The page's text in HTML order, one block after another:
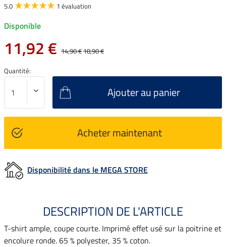
5.0 1 évaluation
Disponible
11,92 € 14,90 €18,90 €
Quantité:
Ajouter au panier
Acheter maintenant
Disponibilité dans le MEGA STORE
DESCRIPTION DE L'ARTICLE
T-shirt ample, coupe courte. Imprimé effet usé sur la poitrine et
encolure ronde. 65 % polyester, 35 % coton.